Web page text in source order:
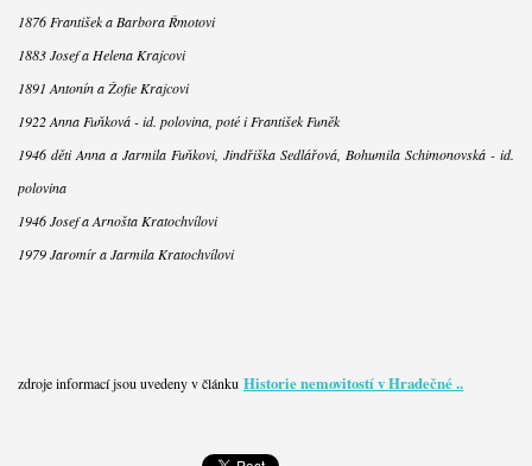
1876 František a Barbora Řmotovi
1883 Josef a Helena Krajcovi
1891 Antonín a Žofie Krajcovi
1922 Anna Fuňková - id. polovina, poté i František Funěk
1946 děti Anna a Jarmila Fuňkovi, Jindřiška Sedlářová, Bohumila Schimonovská - id.
polovina
1946 Josef a Arnošta Kratochvílovi
1979 Jaromír a Jarmila Kratochvílovi
zdroje informací jsou uvedeny v článku Historie nemovitostí v Hradečné ..